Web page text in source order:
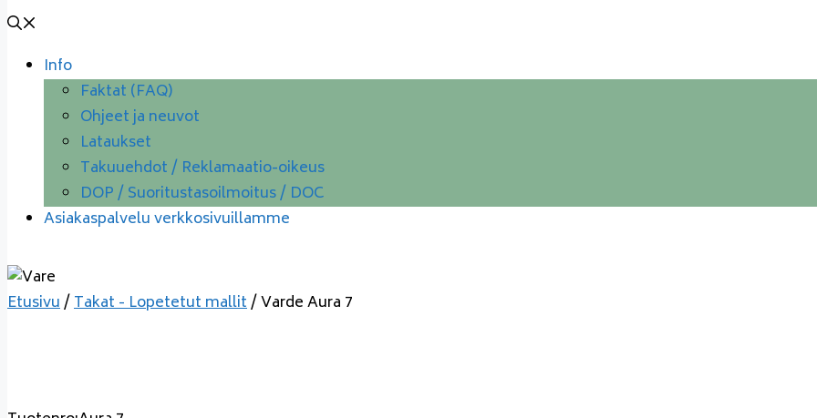
Info
Faktat (FAQ)
Ohjeet ja neuvot
Lataukset
Takuuehdot / Reklamaatio-oikeus
DOP / Suoritustasoilmoitus / DOC
Asiakaspalvelu verkkosivuillamme
Etusivu/Takat - Lopetetut mallit/ Varde Aura 7